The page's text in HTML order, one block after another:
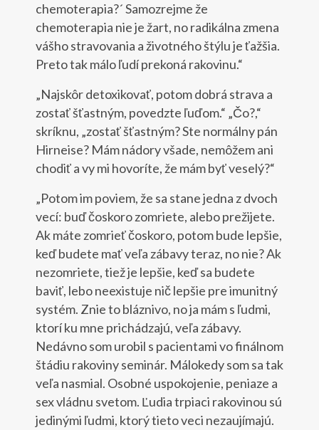
chemoterapia?´ Samozrejme že
chemoterapia nie je žart, no radikálna zmena
vášho stravovania a životného štýlu je ťažšia.
Preto tak málo ľudí prekoná rakovinu.“
„Najskôr detoxikovať, potom dobrá strava a
zostať šťastným, povedzte ľuďom.“ „Čo?,“
skríknu, „zostať šťastným? Ste normálny pán
Hirneise? Mám nádory všade, nemôžem ani
chodiť a vy mi hovoríte, že mám byť veselý?“
„Potom im poviem, že sa stane jedna z dvoch
vecí: buď čoskoro zomriete, alebo prežijete.
Ak máte zomrieť čoskoro, potom bude lepšie,
keď budete mať veľa zábavy teraz, no nie? Ak
nezomriete, tiež je lepšie, keď sa budete
baviť, lebo neexistuje nič lepšie pre imunitný
systém. Znie to bláznivo, no ja mám s ľudmi,
ktorí ku mne prichádzajú, veľa zábavy.
Nedávno som urobil s pacientami vo finálnom
štádiu rakoviny seminár. Málokedy som sa tak
veľa nasmial. Osobné uspokojenie, peniaze a
sex vládnu svetom. Ľudia trpiaci rakovinou sú
jedinými ľudmi, ktorý tieto veci nezaujímajú.